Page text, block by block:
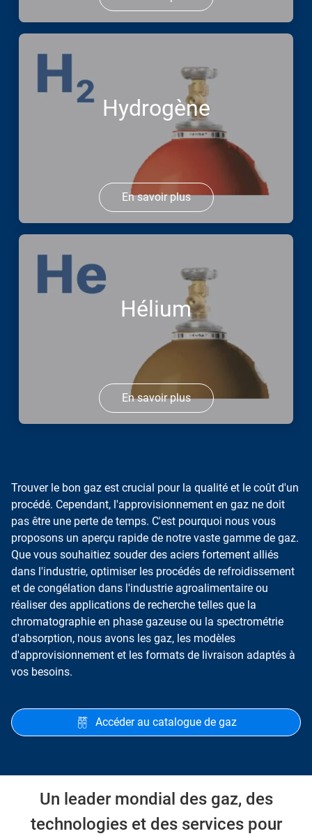
Hydrogène
En savoir plus
Hélium
En savoir plus
Trouver le bon gaz est crucial pour la qualité et le coût d'un
procédé. Cependant, l'approvisionnement en gaz ne doit
pas être une perte de temps. C'est pourquoi nous vous
proposons un aperçu rapide de notre vaste gamme de gaz.
Que vous souhaitiez souder des aciers fortement alliés
dans l'industrie, optimiser les procédés de refroidissement
et de congélation dans l'industrie agroalimentaire ou
réaliser des applications de recherche telles que la
chromatographie en phase gazeuse ou la spectrométrie
d'absorption, nous avons les gaz, les modèles
d'approvisionnement et les formats de livraison adaptés à
vos besoins.
Accéder au catalogue de gaz
Un leader mondial des gaz, des
technologies et des services pour